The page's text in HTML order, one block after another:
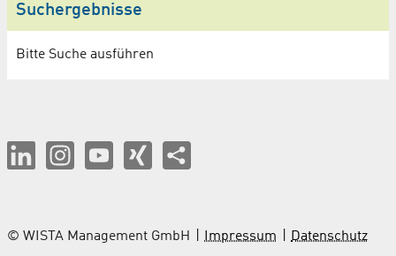
Suchergebnisse
Bitte Suche ausführen
© WISTA Management GmbH Impressum
Datenschutz